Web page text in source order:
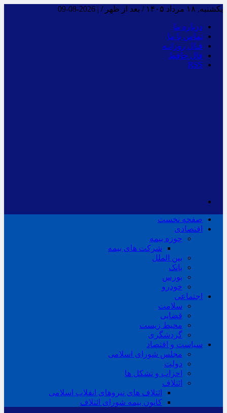
یکشنبه, ۱۸ مرداد ۱۴۰۵ / بعد از ظهر / |
2026-08-09
درباره ما
تماس با ما
فـال روزانـه
فال حافظ
RSS
صفحه نخست
اقتصادی
حوزه بیمه
شرکت های بیمه
بین الملل
بانک
بورس
خودرو
اجتماعی
سلامت
قضایی
محیط زیست
گردشگری
سیاست و اقتصاد
مجلس شورای اسلامی
دولت
احزاب و تشکل ها
ائتلاف
ائتلاف های نیروهای انقلاب اسلامی
کانون بیمه شورای ائتلاف